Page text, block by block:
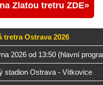
Zlatou tretru ZDE
tretra Ostrava 2026
2026 od 13:50 (hlavní
stadion Ostrava - Vítkovice